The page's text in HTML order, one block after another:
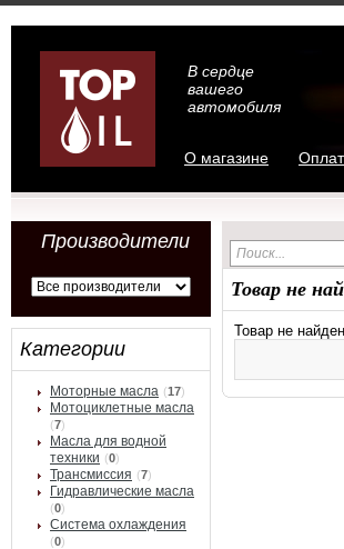
В сердце
вашего
автомобиля
О магазине
Производители
Категории
Моторные масла (17)
Мотоциклетные масла
(7)
Масла для водной
техники (0)
Трансмиссия (7)
Гидравлические масла
(0)
Система охлаждения
(0)
Товар не
Товар не